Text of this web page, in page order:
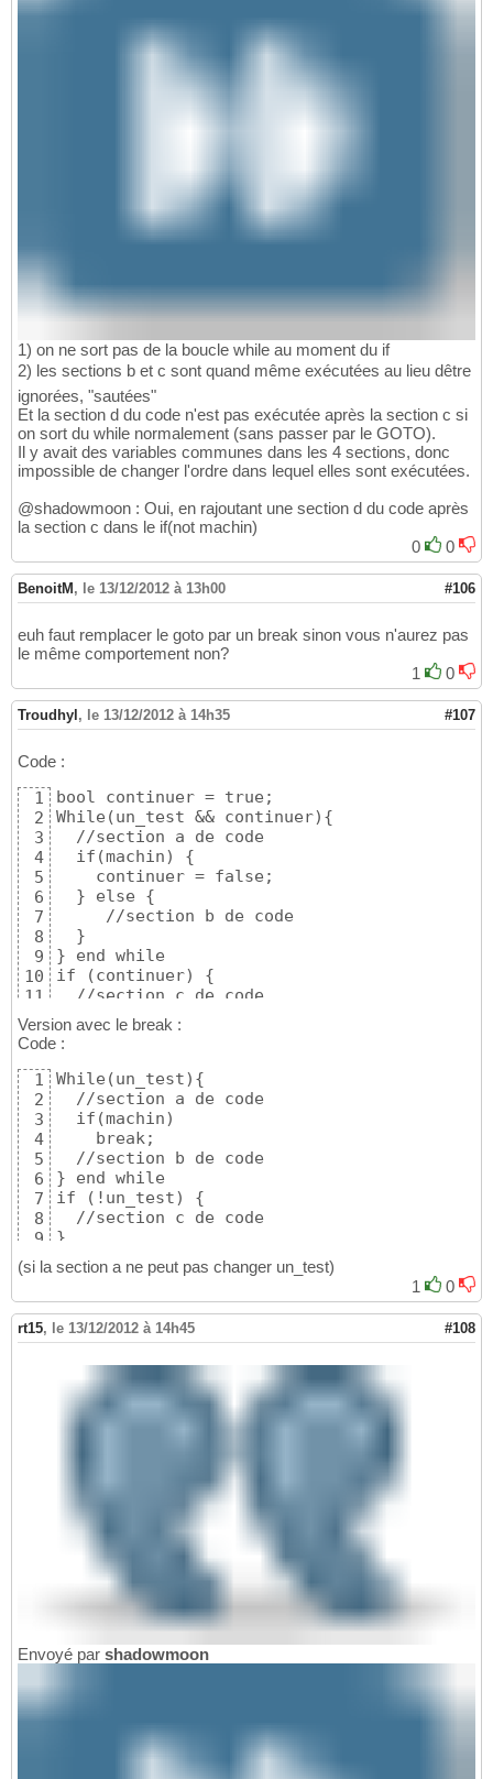
1) on ne sort pas de la boucle while au moment du if
2) les sections b et c sont quand même exécutées au lieu dêtre
ignorées, "sautées"
Et la section d du code n'est pas exécutée après la section c si
on sort du while normalement (sans passer par le GOTO).
Il y avait des variables communes dans les 4 sections, donc
impossible de changer l'ordre dans lequel elles sont exécutées.
@shadowmoon : Oui, en rajoutant une section d du code après
la section c dans le if(not machin)
0
0
BenoitM , le 13/12/2012 à 13h00 #106
euh faut remplacer le goto par un break sinon vous n'aurez pas
le même comportement non?
1
0
Troudhyl , le 13/12/2012 à 14h35 #107
Code :
1
2
3
4
5
6
7
8
9
10
11
12
13
bool continuer = true;
While(un_test && continuer){
  //section a de code
  if(machin) {
    continuer = false;
  } else {
     //section b de code
  }
} end while
if (continuer) {
  //section c de code
//section d de code
Version avec le break :
Code :
1
2
3
4
5
6
7
8
9
10
While(un_test){
  //section a de code
  if(machin)
    break;
  //section b de code
} end while
if (!un_test) {
  //section c de code
}
//section d de code
(si la section a ne peut pas changer un_test)
1
0
rt15, le 13/12/2012 à 14h45 #108
Envoyé par shadowmoon